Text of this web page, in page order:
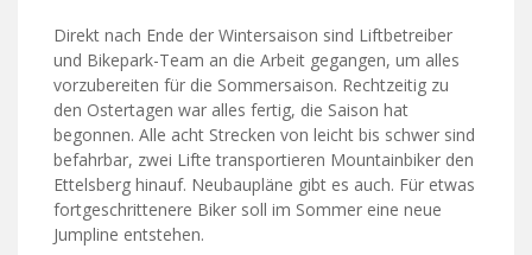
Direkt nach Ende der Wintersaison sind Liftbetreiber
und Bikepark-Team an die Arbeit gegangen, um alles
vorzubereiten für die Sommersaison. Rechtzeitig zu
den Ostertagen war alles fertig, die Saison hat
begonnen. Alle acht Strecken von leicht bis schwer sind
befahrbar, zwei Lifte transportieren Mountainbiker den
Ettelsberg hinauf. Neubaupläne gibt es auch. Für etwas
fortgeschrittenere Biker soll im Sommer eine neue
Jumpline entstehen.